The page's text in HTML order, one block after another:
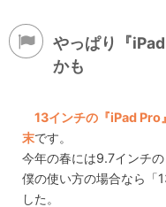
やっぱり『
かも
13インチの『iPad Pro
末です。
今年の春には9.7インチ
僕の使い方の場合なら「
した。